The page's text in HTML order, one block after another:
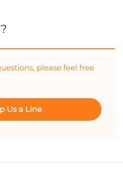
please feel free
Us a Line